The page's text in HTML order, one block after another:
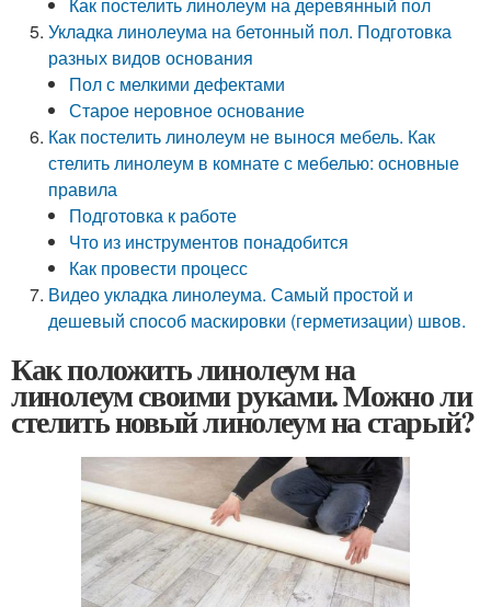
Укладка линолеума на бетонный пол. Подготовка
разных видов основания
Пол с мелкими дефектами
Старое неровное основание
Как постелить линолеум не вынося мебель. Как
стелить линолеум в комнате с мебелью: основные
правила
Подготовка к работе
Что из инструментов понадобится
Как провести процесс
Видео укладка линолеума. Самый простой и
дешевый способ маскировки (герметизации) швов.
Как положить линолеум на
линолеум своими руками. Можно ли
стелить новый линолеум на старый?